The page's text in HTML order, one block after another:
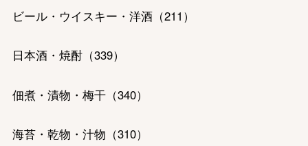
ビール・ウイスキー・洋酒（211 ）
日本酒・焼酎（339）
佃煮・漬物・梅干（340）
海苔・乾物・汁物 （310）
ビューティー
ファッション
大丸・松坂屋のギフト
出産内祝い